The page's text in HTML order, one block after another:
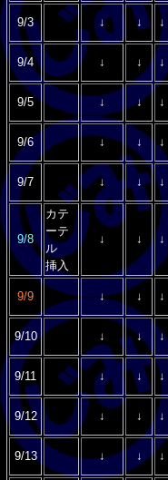
9/3 ↓ ↓ ↓
9/4 ↓ ↓ ↓
9/5 ↓ ↓ ↓
9/6 ↓ ↓ ↓
9/7 ↓ ↓ ↓
9/8
カテ
ーテ
ル
挿入
↓ ↓ ↓
9/9 ↓ ↓ ↓
9/10 ↓ ↓ ↓
9/11 ↓ ↓ ↓
9/12 ↓ ↓ ↓
9/13 ↓ ↓ ↓